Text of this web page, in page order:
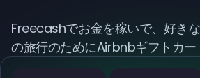
Freecashでお金を稼いで、好き
の旅行のためにAirbnbギフトカー